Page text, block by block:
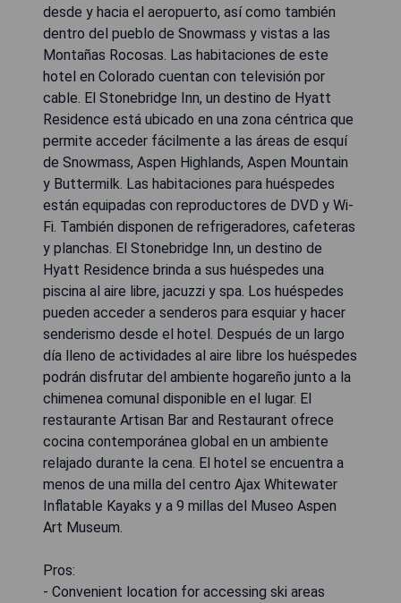
desde y hacia el aeropuerto, así como también
dentro del pueblo de Snowmass y vistas a las
Montañas Rocosas. Las habitaciones de este
hotel en Colorado cuentan con televisión por
cable. El Stonebridge Inn, un destino de Hyatt
Residence está ubicado en una zona céntrica que
permite acceder fácilmente a las áreas de esquí
de Snowmass, Aspen Highlands, Aspen Mountain
y Buttermilk. Las habitaciones para huéspedes
están equipadas con reproductores de DVD y Wi-
Fi. También disponen de refrigeradores, cafeteras
y planchas. El Stonebridge Inn, un destino de
Hyatt Residence brinda a sus huéspedes una
piscina al aire libre, jacuzzi y spa. Los huéspedes
pueden acceder a senderos para esquiar y hacer
senderismo desde el hotel. Después de un largo
día lleno de actividades al aire libre los huéspedes
podrán disfrutar del ambiente hogareño junto a la
chimenea comunal disponible en el lugar. El
restaurante Artisan Bar and Restaurant ofrece
cocina contemporánea global en un ambiente
relajado durante la cena. El hotel se encuentra a
menos de una milla del centro Ajax Whitewater
Inflatable Kayaks y a 9 millas del Museo Aspen
Art Museum.
Pros:
- Convenient location for accessing ski areas